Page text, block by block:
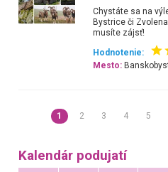
Chystáte sa na
Bystrice či
musíte zájsť!
Hodnotenie:
Mesto:
1 2 3 4 5
Kalendár podujatí